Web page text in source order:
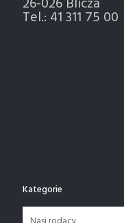
Tel.: 41 311 75 00
Kategorie